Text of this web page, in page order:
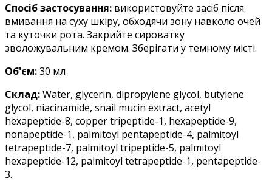
Спосіб застосування: використовуйте засіб після
вмивання на суху шкіру, обходячи зону навколо очей
та куточки рота. Закрийте сироватку
зволожувальним кремом. Зберігати у темному місті.
Об'єм:30 мл
Склад:Water, glycerin, dipropylene glycol, butylene
glycol, niacinamide, snail mucin extract, acetyl
hexapeptide-8, copper tripeptide-1, hexapeptide-9,
nonapeptide-1, palmitoyl pentapeptide-4, palmitoyl
tetrapeptide-7, palmitoyl tripeptide-5, palmitoyl
hexapeptide-12, palmitoyl tetrapeptide-1, pentapeptide-
3.